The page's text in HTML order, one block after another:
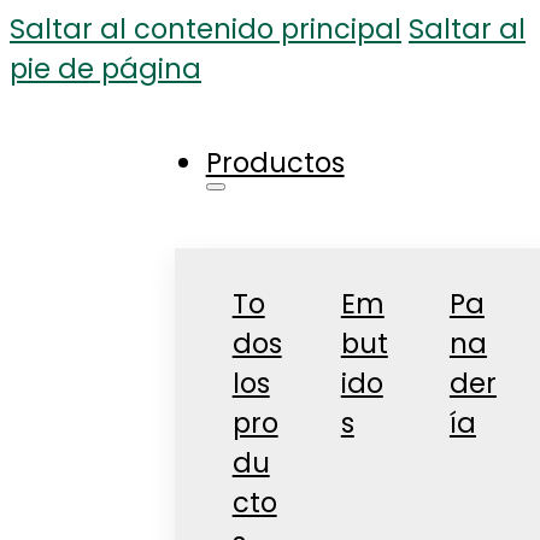
Saltar al contenido principal Saltar al
pie de página
Productos
To
dos
los
pro
du
cto
Em
but
ido
s
Pa
na
der
ía